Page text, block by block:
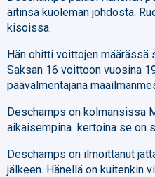
äitinsä kuoleman johdosta.
kisoissa.
Hän ohitti voittojen määrässä
Saksan 16 voittoon vuosina
päävalmentajana
Deschamps on kolmansissa
aikaisempina kertoina se on
Deschamps on ilmoittanut
jälkeen. Hänellä on kuitenkin